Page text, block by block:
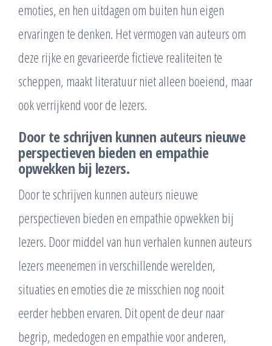
emoties, en hen uitdagen om buiten hun eigen
ervaringen te denken. Het vermogen van auteurs om
deze rijke en gevarieerde fictieve realiteiten te
scheppen, maakt literatuur niet alleen boeiend, maar
ook verrijkend voor de lezers.
Door te schrijven kunnen auteurs nieuwe
perspectieven bieden en empathie
opwekken bij lezers.
Door te schrijven kunnen auteurs nieuwe
perspectieven bieden en empathie opwekken bij
lezers. Door middel van hun verhalen kunnen auteurs
lezers meenemen in verschillende werelden,
situaties en emoties die ze misschien nog nooit
eerder hebben ervaren. Dit opent de deur naar
begrip, mededogen en empathie voor anderen,